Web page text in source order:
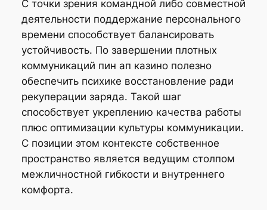
С точки зрения командной либо совместной
деятельности поддержание персонального
времени способствует балансировать
устойчивость. По завершении плотных
коммуникаций пин ап казино полезно
обеспечить психике восстановление ради
рекуперации заряда. Такой шаг
способствует укреплению качества работы
плюс оптимизации культуры коммуникации.
С позиции этом контексте собственное
пространство является ведущим столпом
межличностной гибкости и внутреннего
комфорта.